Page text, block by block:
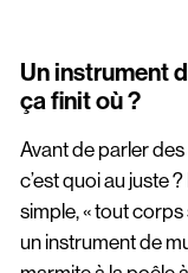
Un instrument
ça finit où ?
Avant de parler
c’est quoi au juste
simple, « tout
un instrument de